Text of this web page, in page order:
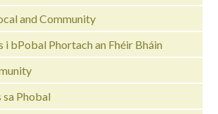
and Community
i bPobal Phortach an Fhéir Bháin
Phobal